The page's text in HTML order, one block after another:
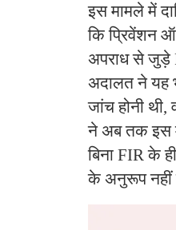
इस मामले में
कि प्रिवेंशन
अपराध से जुड़े
अदालत ने यह
जांच होनी
ने अब तक इस
बिना FIR के
के अनुरूप नहीं